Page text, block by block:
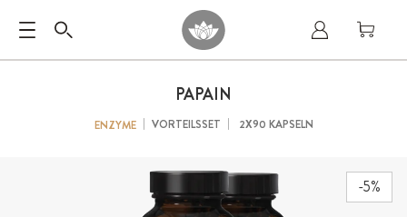
-5%
PAPAIN
ENZYME VORTEILSSET 2X90 KAPSELN